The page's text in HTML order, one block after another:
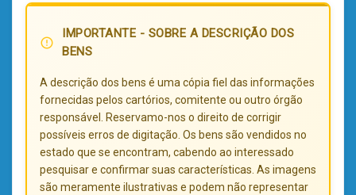
error_outline
IMPORTANTE - SOBRE A DESCRIÇÃO DOS
BENS
A descrição dos bens é uma cópia fiel das informações
fornecidas pelos cartórios, comitente ou outro órgão
responsável. Reservamo-nos o direito de corrigir
possíveis erros de digitação. Os bens são vendidos no
estado que se encontram, cabendo ao interessado
pesquisar e confirmar suas características. As imagens
são meramente ilustrativas e podem não representar